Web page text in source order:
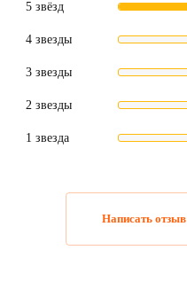
5 звёзд
4 звезды
3 звезды
2 звезды
1 звезда
Написать отзыв